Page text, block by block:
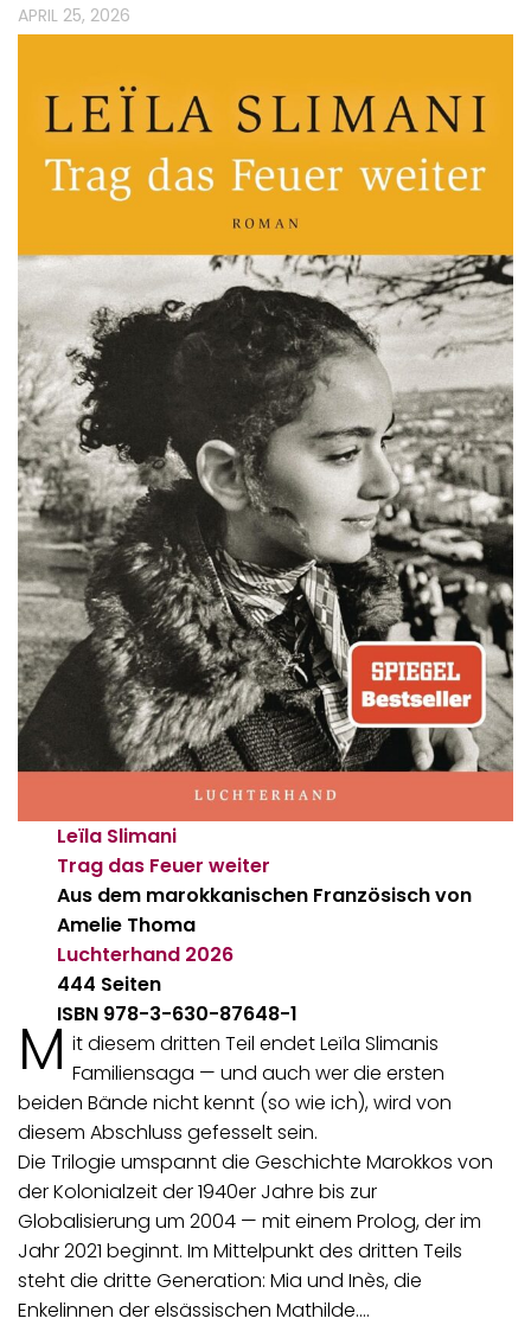
APRIL 25, 2026
Leïla Slimani
Trag das Feuer weiter
Aus dem marokkanischen Französisch von
Amelie Thoma
Luchterhand 2026
444 Seiten
ISBN 978-3-630-87648-1
M it diesem dritten Teil endet Leïla Slimanis
Familiensaga — und auch wer die ersten
beiden Bände nicht kennt (so wie ich), wird von
diesem Abschluss gefesselt sein.
Die Trilogie umspannt die Geschichte Marokkos von
der Kolonialzeit der 1940er Jahre bis zur
Globalisierung um 2004 — mit einem Prolog, der im
Jahr 2021 beginnt. Im Mittelpunkt des dritten Teils
steht die dritte Generation: Mia und Inès, die
Enkelinnen der elsässischen Mathilde.…